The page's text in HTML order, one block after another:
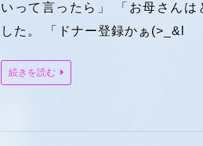
いって言ったら」 「お母さんは
した。 「ドナー登録かぁ(>_&l
続きを読む